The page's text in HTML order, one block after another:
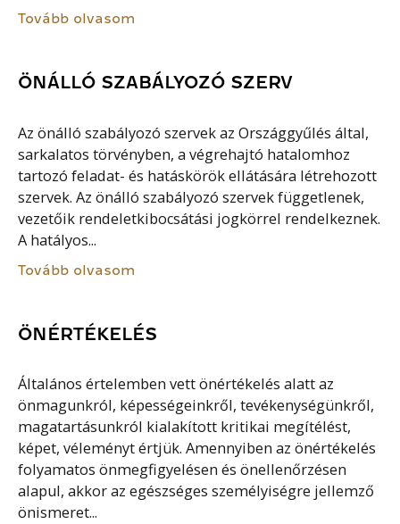
Tovább olvasom
ÖNÁLLÓ SZABÁLYOZÓ SZERV
Az önálló szabályozó szervek az Országgyűlés által,
sarkalatos törvényben, a végrehajtó hatalomhoz
tartozó feladat- és hatáskörök ellátására létrehozott
szervek. Az önálló szabályozó szervek függetlenek,
vezetőik rendeletkibocsátási jogkörrel rendelkeznek.
A hatályos...
Tovább olvasom
ÖNÉRTÉKELÉS
Általános értelemben vett önértékelés alatt az
önmagunkról, képességeinkről, tevékenységünkről,
magatartásunkról kialakított kritikai megítélést,
képet, véleményt értjük. Amennyiben az önértékelés
folyamatos önmegfigyelésen és önellenőrzésen
alapul, akkor az egészséges személyiségre jellemző
önismeret...